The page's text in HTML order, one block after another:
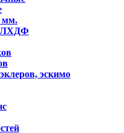
мм.
ЛХДФ
эскимо